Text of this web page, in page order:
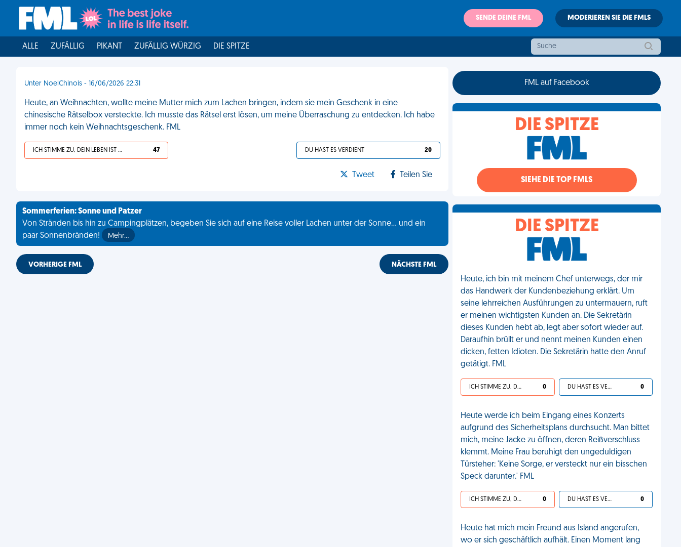
SENDE DEINE FML MODERIEREN SIE DIE FMLS
ALLE ZUFÄLLIG PIKANT ZUFÄLLIG WÜRZIG DIE SPITZE
Unter NoelChinois - 16/06/2026 22:31
Heute, an Weihnachten, wollte meine Mutter mich zum Lachen bringen, indem sie mein Geschenk in eine
chinesische Rätselbox versteckte. Ich musste das Rätsel erst lösen, um meine Überraschung zu entdecken. Ich habe
immer noch kein Weihnachtsgeschenk. FML
ICH STIMME ZU, DEIN LEBEN IST SCHEISSE 47 DU HAST ES VERDIENT 20
Tweet Teilen Sie
Sommerferien: Sonne und Patzer
Von Stränden bis hin zu Campingplätzen, begeben Sie sich auf eine Reise voller Lachen unter der Sonne... und ein
paar Sonnenbränden!
Mehr…
VORHERIGE FML NÄCHSTE FML
FML auf Facebook
DIE SPITZE
SIEHE DIE TOP FMLS
DIE SPITZE
Heute, ich bin mit meinem Chef unterwegs, der mir
das Handwerk der Kundenbeziehung erklärt. Um
seine lehrreichen Ausführungen zu untermauern, ruft
er meinen wichtigsten Kunden an. Die Sekretärin
dieses Kunden hebt ab, legt aber sofort wieder auf.
Daraufhin brüllt er und nennt meinen Kunden einen
dicken, fetten Idioten. Die Sekretärin hatte den Anruf
getätigt. FML
ICH STIMME ZU, DEIN LEBEN IST SCHEISSE 0 DU HAST ES VERDIENT 0
Heute werde ich beim Eingang eines Konzerts
aufgrund des Sicherheitsplans durchsucht. Man bittet
mich, meine Jacke zu öffnen, deren Reißverschluss
klemmt. Meine Frau beruhigt den ungeduldigen
Türsteher: 'Keine Sorge, er versteckt nur ein bisschen
Speck darunter.' FML
ICH STIMME ZU, DEIN LEBEN IST SCHEISSE 0 DU HAST ES VERDIENT 0
Heute hat mich mein Freund aus Island angerufen,
wo er sich geschäftlich aufhält. Einen Moment lang